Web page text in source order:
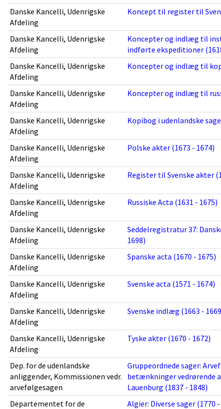
Danske Kancelli, Udenrigske
Afdeling
Koncept til register til
Danske Kancelli, Udenrigske
Afdeling
Koncepter og indlæg til
indførte ekspeditioner
Danske Kancelli, Udenrigske
Afdeling
Koncepter og indlæg til
Danske Kancelli, Udenrigske
Afdeling
Koncepter og indlæg til
Danske Kancelli, Udenrigske
Afdeling
Kopibog i udenlandske
Danske Kancelli, Udenrigske
Afdeling
Polske akter (1673 - 1674)
Danske Kancelli, Udenrigske
Afdeling
Register til Svenske akter
Danske Kancelli, Udenrigske
Afdeling
Russiske Acta (1631 - 1675)
Danske Kancelli, Udenrigske
Afdeling
Seddelregistratur 37:
1698)
Danske Kancelli, Udenrigske
Afdeling
Spanske acta (1670 - 1675)
Danske Kancelli, Udenrigske
Afdeling
Svenske acta (1571 - 1674)
Danske Kancelli, Udenrigske
Afdeling
Svenske indlæg (1663 -
Danske Kancelli, Udenrigske
Afdeling
Tyske akter (1670 - 1672)
Dep. for de udenlandske
anliggender, Kommissionen vedr.
arvefølgesagen
Gruppeordnede sager:
betænkninger vedrørende
Lauenburg (1837 - 1848)
Departementet for de
Algier: Diverse sager (1770